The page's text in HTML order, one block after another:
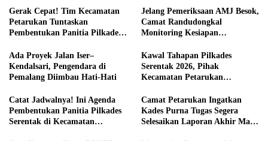
Gerak Cepat! Tim Kecamatan
Petarukan Tuntaskan
Pembentukan Panitia Pilkades
Jelang Pemeriksaan AMJ Besok,
Camat Randudongkal
Monitoring Kesiapan
Ada Proyek Jalan Iser–
Kendalsari, Pengendara di
Pemalang Diimbau Hati-Hati
Kawal Tahapan Pilkades
Serentak 2026, Pihak
Kecamatan Petarukan
Desa Klareyan
Catat Jadwalnya! Ini Agenda
Pembentukan Panitia Pilkades
Serentak di Kecamatan
Camat Petarukan Ingatkan
Kades Purna Tugas Segera
Selesaikan Laporan Akhir Masa